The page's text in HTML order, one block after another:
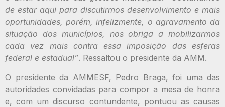
de estar aqui para discutirmos desenvolvimento e mais
oportunidades, porém, infelizmente, o agravamento da
situação dos municípios, nos obriga a mobilizarmos
cada vez mais contra essa imposição das esferas
federal e estadual”. Ressaltou o presidente da AMM.
O presidente da AMMESF, Pedro Braga, foi uma das
autoridades convidadas para compor a mesa de honra
e, com um discurso contundente, pontuou as causas